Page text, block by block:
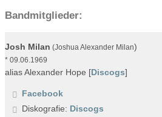
Bandmitglieder:
Josh Milan (Joshua Alexander Milan)
* 09.06.1969
alias Alexander Hope [Discogs]
Facebook
Diskografie: Discogs